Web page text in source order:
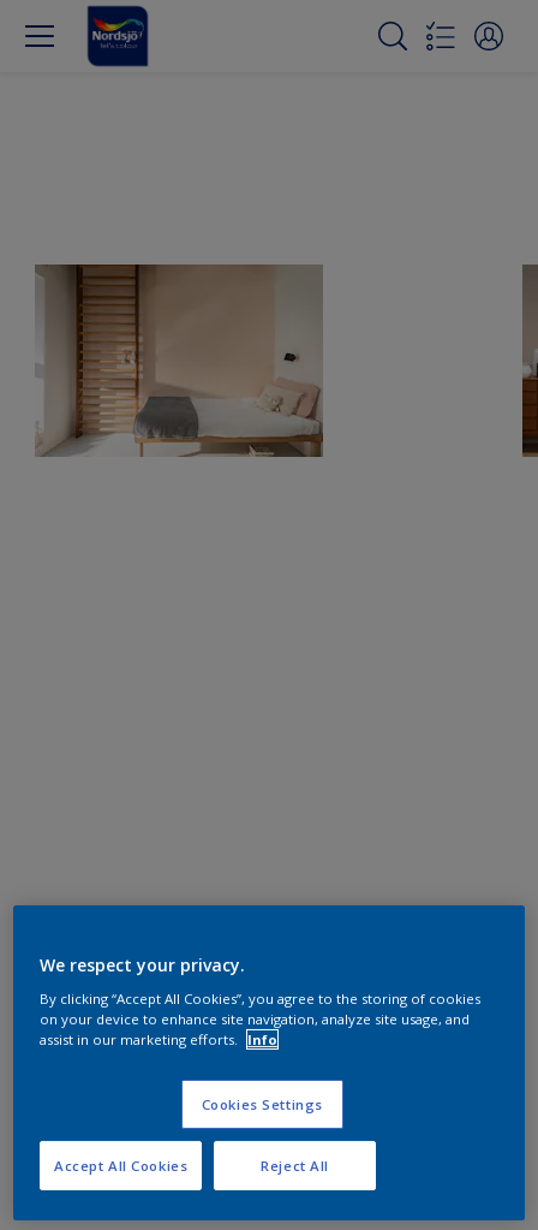
We respect your privacy.
By clicking “Accept All Cookies”, you agree to the storing of cookies
on your device to enhance site navigation, analyze site usage, and
assist in our marketing efforts.
Info
Cookies Settings
Reject All
Accept All Cookies